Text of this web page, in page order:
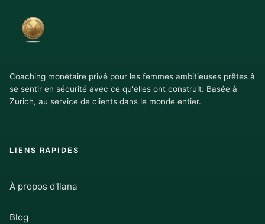
Coaching monétaire privé pour les femmes ambitieuses prêtes à
se sentir en sécurité avec ce qu'elles ont construit. Basée à
Zurich, au service de clients dans le monde entier.
LIENS RAPIDES
À propos d'Ilana
Blog